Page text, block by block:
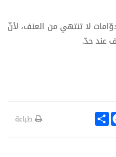
لا تنتهي من العنف، لأنّ
عند حدّ.
S
h طباعة